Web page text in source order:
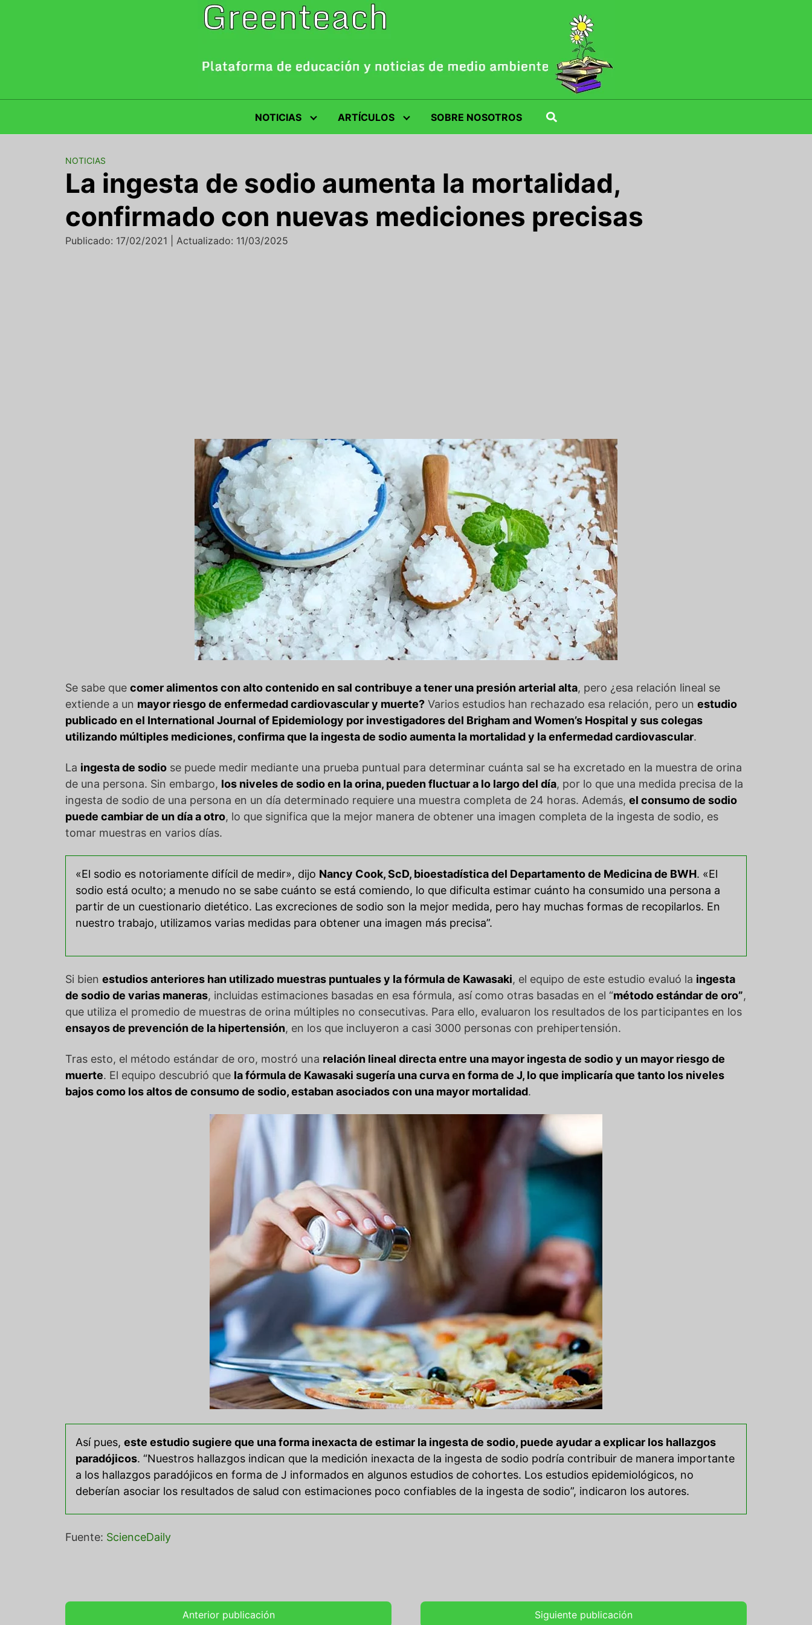
NOTICIAS ARTÍCULOS SOBRE NOSOTROS
NOTICIAS
La ingesta de sodio aumenta la mortalidad,
confirmado con nuevas mediciones precisas
Publicado: 17/02/2021 | Actualizado: 11/03/2025
Se sabe que comer alimentos con alto contenido en sal contribuye a tener una presión arterial alta, pero ¿esa relación lineal se
extiende a un mayor riesgo de enfermedad cardiovascular y muerte? Varios estudios han rechazado esa relación, pero un estudio
publicado en el International Journal of Epidemiology por investigadores del Brigham and Women’s Hospital y sus colegas
utilizando múltiples mediciones, confirma que la ingesta de sodio aumenta la mortalidad y la enfermedad cardiovascular.
La ingesta de sodio se puede medir mediante una prueba puntual para determinar cuánta sal se ha excretado en la muestra de orina
de una persona. Sin embargo, los niveles de sodio en la orina, pueden fluctuar a lo largo del día, por lo que una medida precisa de la
ingesta de sodio de una persona en un día determinado requiere una muestra completa de 24 horas. Además, el consumo de sodio
puede cambiar de un día a otro, lo que significa que la mejor manera de obtener una imagen completa de la ingesta de sodio, es
tomar muestras en varios días.
«El sodio es notoriamente difícil de medir», dijo Nancy Cook, ScD, bioestadística del Departamento de Medicina de BWH. «El
sodio está oculto; a menudo no se sabe cuánto se está comiendo, lo que dificulta estimar cuánto ha consumido una persona a
partir de un cuestionario dietético. Las excreciones de sodio son la mejor medida, pero hay muchas formas de recopilarlos. En
nuestro trabajo, utilizamos varias medidas para obtener una imagen más precisa”.
Si bien estudios anteriores han utilizado muestras puntuales y la fórmula de Kawasaki, el equipo de este estudio evaluó la ingesta
de sodio de varias maneras, incluidas estimaciones basadas en esa fórmula, así como otras basadas en el “método estándar de oro”,
que utiliza el promedio de muestras de orina múltiples no consecutivas. Para ello, evaluaron los resultados de los participantes en los
ensayos de prevención de la hipertensión, en los que incluyeron a casi 3000 personas con prehipertensión.
Tras esto, el método estándar de oro, mostró una relación lineal directa entre una mayor ingesta de sodio y un mayor riesgo de
muerte. El equipo descubrió que la fórmula de Kawasaki sugería una curva en forma de J, lo que implicaría que tanto los niveles
bajos como los altos de consumo de sodio, estaban asociados con una mayor mortalidad.
Así pues, este estudio sugiere que una forma inexacta de estimar la ingesta de sodio, puede ayudar a explicar los hallazgos
paradójicos. “Nuestros hallazgos indican que la medición inexacta de la ingesta de sodio podría contribuir de manera importante
a los hallazgos paradójicos en forma de J informados en algunos estudios de cohortes. Los estudios epidemiológicos, no
deberían asociar los resultados de salud con estimaciones poco confiables de la ingesta de sodio”, indicaron los autores.
Fuente: ScienceDaily
Anterior publicación Siguiente publicación